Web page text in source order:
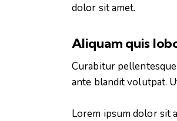
dolor sit amet.
Aliquam quis
Curabitur pellentesque
ante blandit volutpat.
Lorem ipsum dolor sit